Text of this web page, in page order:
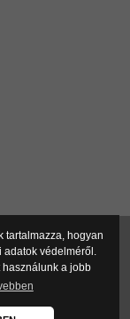
tartalmazza, hogyan
adatok védelméről.
használunk a jobb